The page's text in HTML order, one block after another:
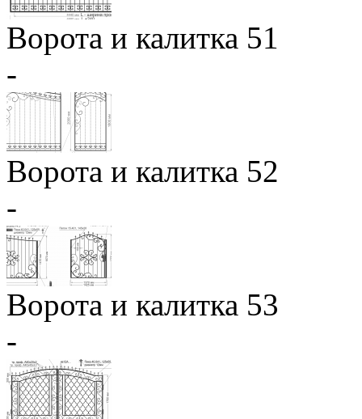
Ворота и калитка 51
-
Ворота и калитка 52
-
Ворота и калитка 53
-